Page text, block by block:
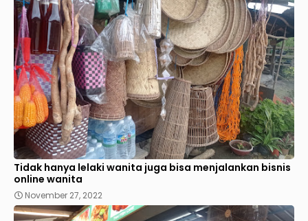
Tidak hanya lelaki wanita juga bisa menjalankan bisnis
online wanita
November 27, 2022